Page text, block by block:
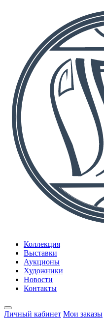
Коллекция
Выставки
Аукционы
Художники
Новости
Контакты
Личный кабинет Мои заказы